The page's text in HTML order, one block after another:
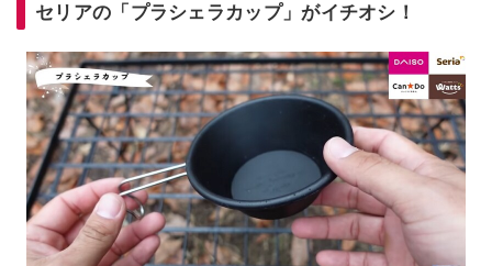
セリアの「プラシェラカップ」がイチオシ！